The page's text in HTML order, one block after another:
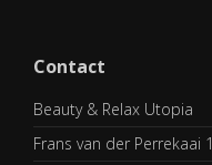
Contact
Beauty & Relax Utopia
Frans van der Perrekaai 1